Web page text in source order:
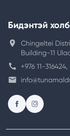
Бидэнтэй
location_on
Chingeltei
Building-11
call +976 11-
email